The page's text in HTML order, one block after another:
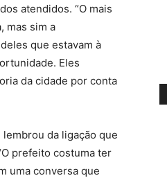
atendidos. “O mais
mas sim a
que estavam à
Eles
da cidade por conta
da ligação que
prefeito costuma ter
uma conversa que